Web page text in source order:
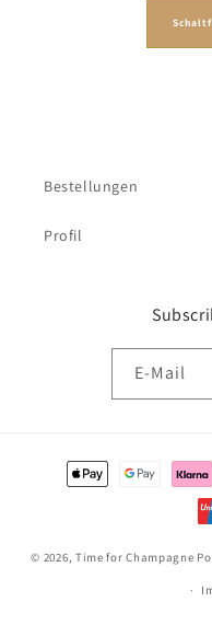
Bestellungen
Profil
E-Mail
Zahlungsmethoden
© 2026, Time for Champagne